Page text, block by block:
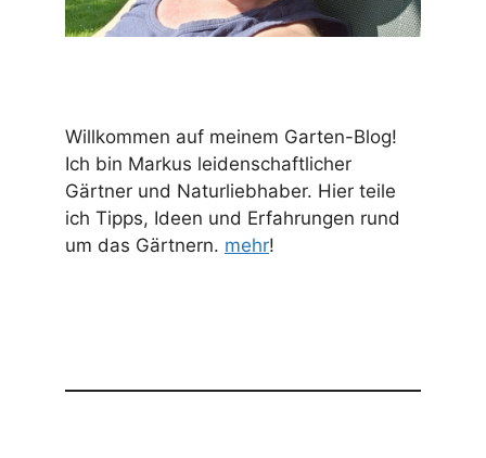
Willkommen auf meinem Garten-Blog!
Ich bin Markus leidenschaftlicher
Gärtner und Naturliebhaber. Hier teile
ich Tipps, Ideen und Erfahrungen rund
um das Gärtnern. mehr!